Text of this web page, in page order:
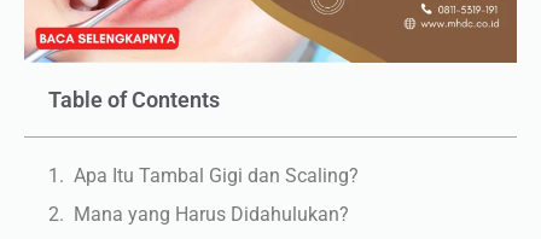
Table of Contents
Apa Itu Tambal Gigi dan Scaling?
Mana yang Harus Didahulukan?